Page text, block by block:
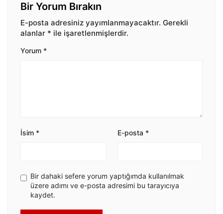
Bir Yorum Bırakın
E-posta adresiniz yayımlanmayacaktır. Gerekli
alanlar * ile işaretlenmişlerdir.
Yorum *
İsim * E-posta *
Bir dahaki sefere yorum yaptığımda kullanılmak
üzere adımı ve e-posta adresimi bu tarayıcıya
kaydet.